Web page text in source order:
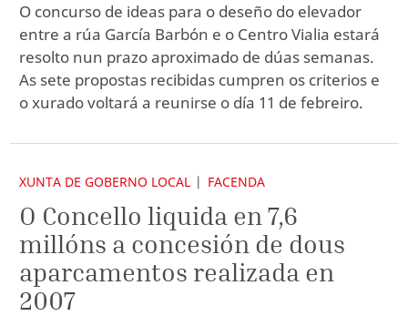
O concurso de ideas para o deseño do elevador
entre a rúa García Barbón e o Centro Vialia estará
resolto nun prazo aproximado de dúas semanas.
As sete propostas recibidas cumpren os criterios e
o xurado voltará a reunirse o día 11 de febreiro.
XUNTA DE GOBERNO LOCAL FACENDA
O Concello liquida en 7,6
millóns a concesión de dous
aparcamentos realizada en
2007